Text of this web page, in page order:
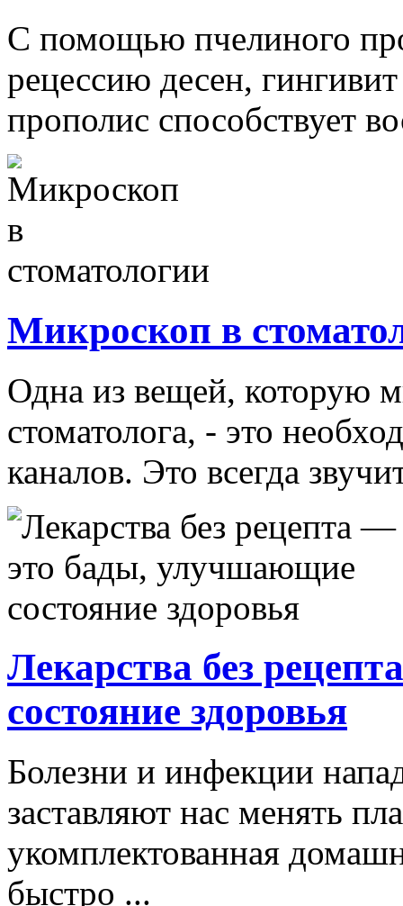
С помощью пчелиного
рецессию десен,
прополис способствует
Микроскоп в
Одна из вещей, которую
стоматолога, - это
каналов. Это всегда
Лекарства без
состояние здоровья
Болезни и инфекции
заставляют нас менять
укомплектованная
быстро ...